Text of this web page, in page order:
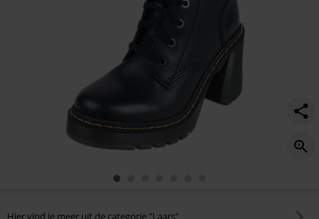
Hier vind je meer uit de categorie "Laars"